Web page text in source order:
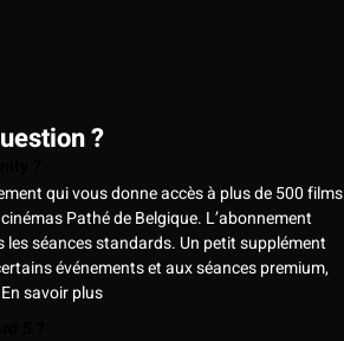
?
qui vous donne accès à plus de 500 films
Pathé de Belgique. L’abonnement
les séances standards. Un petit supplément
événements et aux séances premium,
En savoir plus